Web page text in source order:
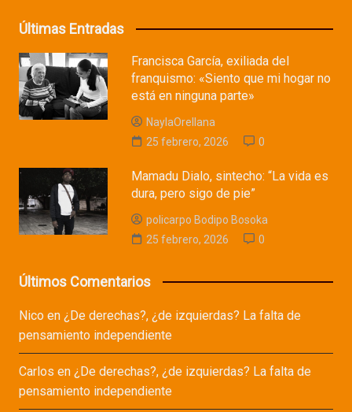
Últimas Entradas
Francisca García, exiliada del
franquismo: «Siento que mi hogar no
está en ninguna parte»
NaylaOrellana
25 febrero, 2026
0
Mamadu Dialo, sintecho: “La vida es
dura, pero sigo de pie”
policarpo Bodipo Bosoka
25 febrero, 2026
0
Últimos Comentarios
Nicoen ¿De derechas?, ¿de izquierdas? La falta de
pensamiento independiente
Carlos en ¿De derechas?, ¿de izquierdas? La falta de
pensamiento independiente